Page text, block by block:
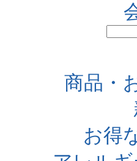
商品・
お得